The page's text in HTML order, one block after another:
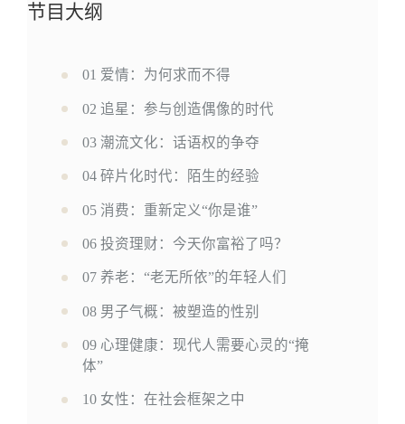
节目大纲
01 爱情：为何求而不得
02 追星：参与创造偶像的时代
03 潮流文化：话语权的争夺
04 碎片化时代：陌生的经验
05 消费：重新定义“你是谁”
06 投资理财：今天你富裕了吗？
07 养老：“老无所依”的年轻人们
08 男子气概：被塑造的性别
09 心理健康：现代人需要心灵的“掩
体”
10 女性：在社会框架之中